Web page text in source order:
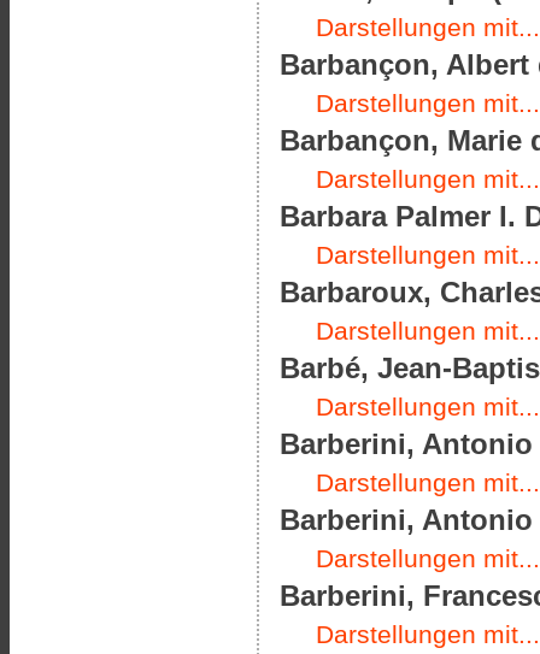
Darstellungen mit...
Barbançon, Albert
Darstellungen mit...
Barbançon, Marie
Darstellungen mit...
Barbara Palmer I.
Darstellungen mit...
Barbaroux,
Darstellungen mit...
Barbé, Jean-
Darstellungen mit...
Barberini, Antonio
Darstellungen mit...
Barberini, Antonio
Darstellungen mit...
Barberini,
Darstellungen mit...